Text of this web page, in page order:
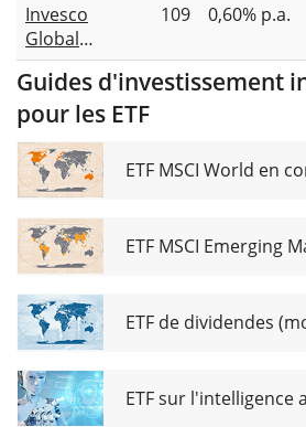
Invesco
Global
Clean
Energy
UCITS
109 0,60% p.a.
Guides d'investissement
pour les ETF
ETF MSCI World en